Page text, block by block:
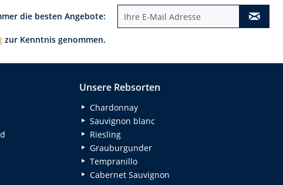
die besten Angebote:
zur Kenntnis genommen.
Unsere Rebsorten
Chardonnay
Sauvignon blanc
Riesling
Grauburgunder
Tempranillo
Cabernet Sauvignon